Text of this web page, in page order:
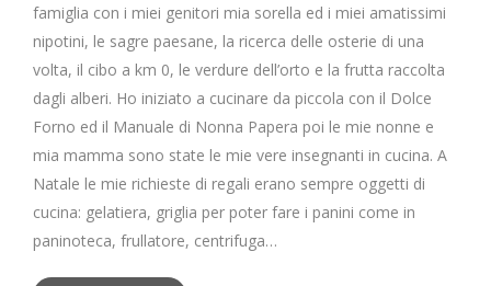
famiglia con i miei genitori mia sorella ed i miei amatissimi
nipotini, le sagre paesane, la ricerca delle osterie di una
volta, il cibo a km 0, le verdure dell’orto e la frutta raccolta
dagli alberi. Ho iniziato a cucinare da piccola con il Dolce
Forno ed il Manuale di Nonna Papera poi le mie nonne e
mia mamma sono state le mie vere insegnanti in cucina. A
Natale le mie richieste di regali erano sempre oggetti di
cucina: gelatiera, griglia per poter fare i panini come in
paninoteca, frullatore, centrifuga…